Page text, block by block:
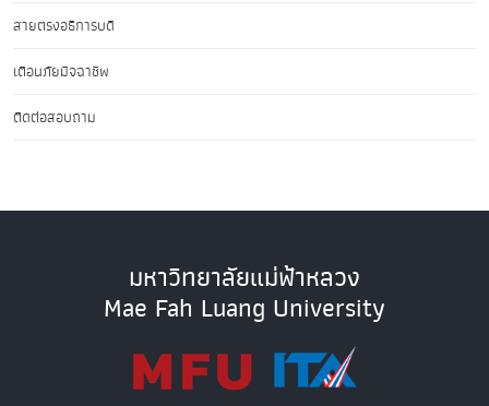
สายตรงอธิการบดี
เตือนภัยมิจฉาชีพ
ติดต่อสอบถาม
มหาวิทยาลัยแม่ฟ้าหลวง
Mae Fah Luang University